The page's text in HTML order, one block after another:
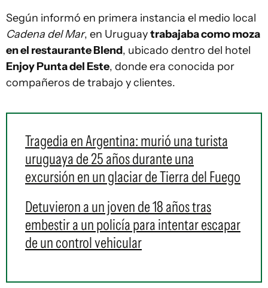
Según informó en primera instancia el medio local
Cadena del Mar, en Uruguaytrabajaba como moza
en el restaurante Blend, ubicado dentro del hotel
Enjoy Punta del Este, donde era conocida por
compañeros de trabajo y clientes.
Tragedia en Argentina: murió una turista
uruguaya de 25 años durante una
excursión en un glaciar de Tierra del Fuego
Detuvieron a un joven de 18 años tras
embestir a un policía para intentar escapar
de un control vehicular